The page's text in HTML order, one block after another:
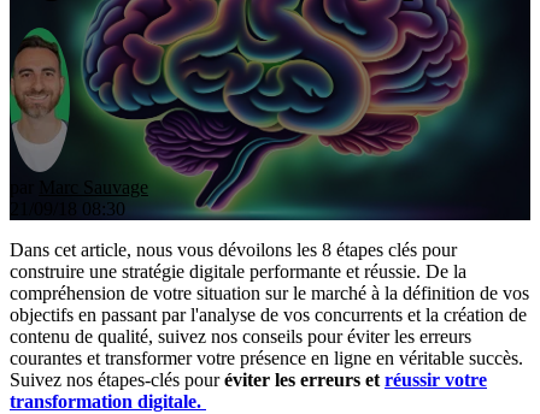
Marc Sauvage
21/09/18 08:30
Dans cet article, nous vous dévoilons les 8 étapes clés pour
construire une stratégie digitale performante et réussie. De la
compréhension de votre situation sur le marché à la définition de vos
objectifs en passant par l'analyse de vos concurrents et la création de
contenu de qualité, suivez nos conseils pour éviter les erreurs
courantes et transformer votre présence en ligne en véritable succès.
Suivez nos étapes-clés pouréviter les erreurs et réussir votre
transformation digitale.